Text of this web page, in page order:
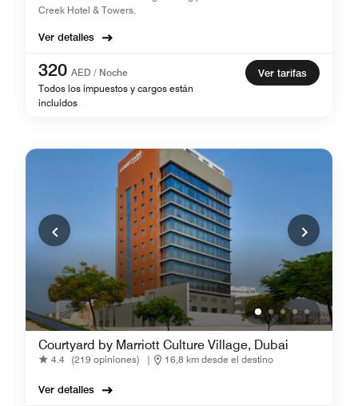
Creek Hotel & Towers.
Ver detalles
320 AED / Noche
Todos los impuestos y cargos están
incluidos
Ver tarifas
Courtyard by Marriott Culture Village, Dubai
4.4 (219 opiniones) | 16,8 km desde el destino
Ver detalles